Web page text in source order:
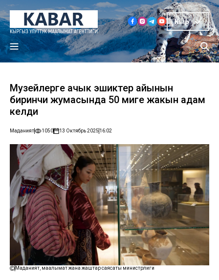
Кыр
Музейлерге ачык эшиктер айынын
биринчи жумасында 50 миңге жакын адам
келди
Маданият 1050 13 Октябрь 2025 16:02
Маданият, маалымат жана жаштар саясаты министрлиги